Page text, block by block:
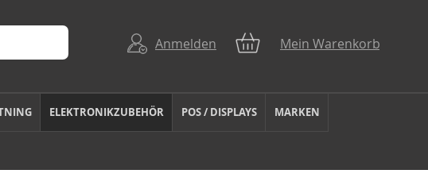
Anmelden Mein Warenkorb
ELEKTRONIKZUBEHÖR POS / DISPLAYS MARKEN